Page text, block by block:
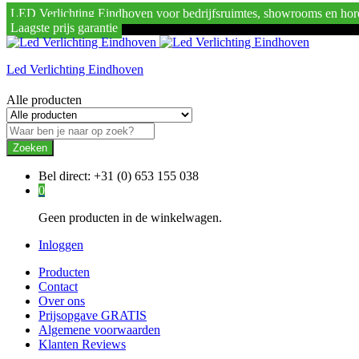
LED Verlichting Eindhoven voor bedrijfsruimtes, showrooms en
Laagste prijs garantie
Led Verlichting Eindhoven
Alle producten
Zoeken
Bel direct: +31 (0) 653 155 038
0
Geen producten in de winkelwagen.
Inloggen
Producten
Contact
Over ons
Prijsopgave GRATIS
Algemene voorwaarden
Klanten Reviews